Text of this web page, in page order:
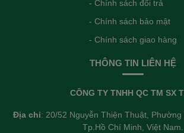
- Chính sách đổi trả
- Chính sách bảo mật
- Chính sách giao hàng
THÔNG TIN LIÊN HỆ
CÔNG TY TNHH QC TM SX
Địa chỉ: 20/52 Nguyễn Thiện Thuật,
Tp.Hồ Chí Minh, Việt Nam.